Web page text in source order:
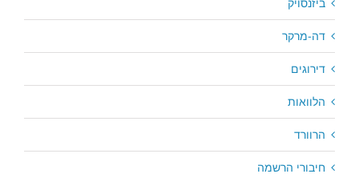
ביזנסויק
דה-מרקר
דירוגים
הלוואות
הרוורד
חיבורי הרשמה